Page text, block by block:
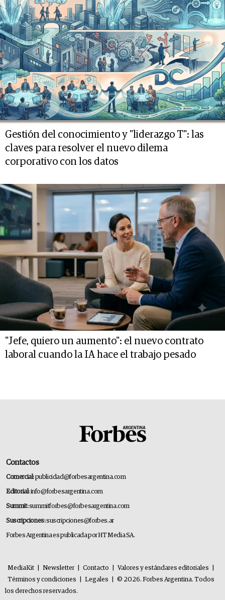
Gestión del conocimiento y "liderazgo T": las
claves para resolver el nuevo dilema
corporativo con los datos
"Jefe, quiero un aumento": el nuevo contrato
laboral cuando la IA hace el trabajo pesado
Contactos
Comercial:publicidad@forbesargentina.com
Editorial:info@forbesargentina.com
Summit:summitforbes@forbesargentina.com
Suscripciones:suscripciones@forbes.ar
Forbes Argentina es publicada por HT Media SA.
MediaKit Newsletter Contacto Valores y estándares editoriales
Términos y condiciones
Legales
© 2026. Forbes Argentina. Todos
los derechos reservados.